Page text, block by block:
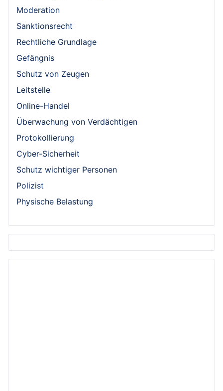
Moderation
Sanktionsrecht
Rechtliche Grundlage
Gefängnis
Schutz von Zeugen
Leitstelle
Online-Handel
Überwachung von Verdächtigen
Protokollierung
Cyber-Sicherheit
Schutz wichtiger Personen
Polizist
Physische Belastung